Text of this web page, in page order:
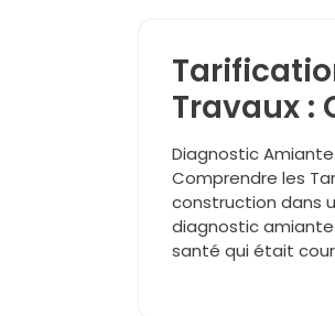
Travaux :
Diagnostic
Comprendre les
construction dans
diagnostic amiante
santé qui était